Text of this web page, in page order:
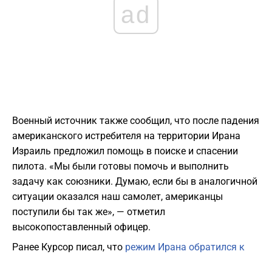
ad
Военный источник также сообщил, что после падения
американского истребителя на территории Ирана
Израиль предложил помощь в поиске и спасении
пилота. «Мы были готовы помочь и выполнить
задачу как союзники. Думаю, если бы в аналогичной
ситуации оказался наш самолет, американцы
поступили бы так же», — отметил
высокопоставленный офицер.
Ранее Курсор писал, что режим Ирана обратился к